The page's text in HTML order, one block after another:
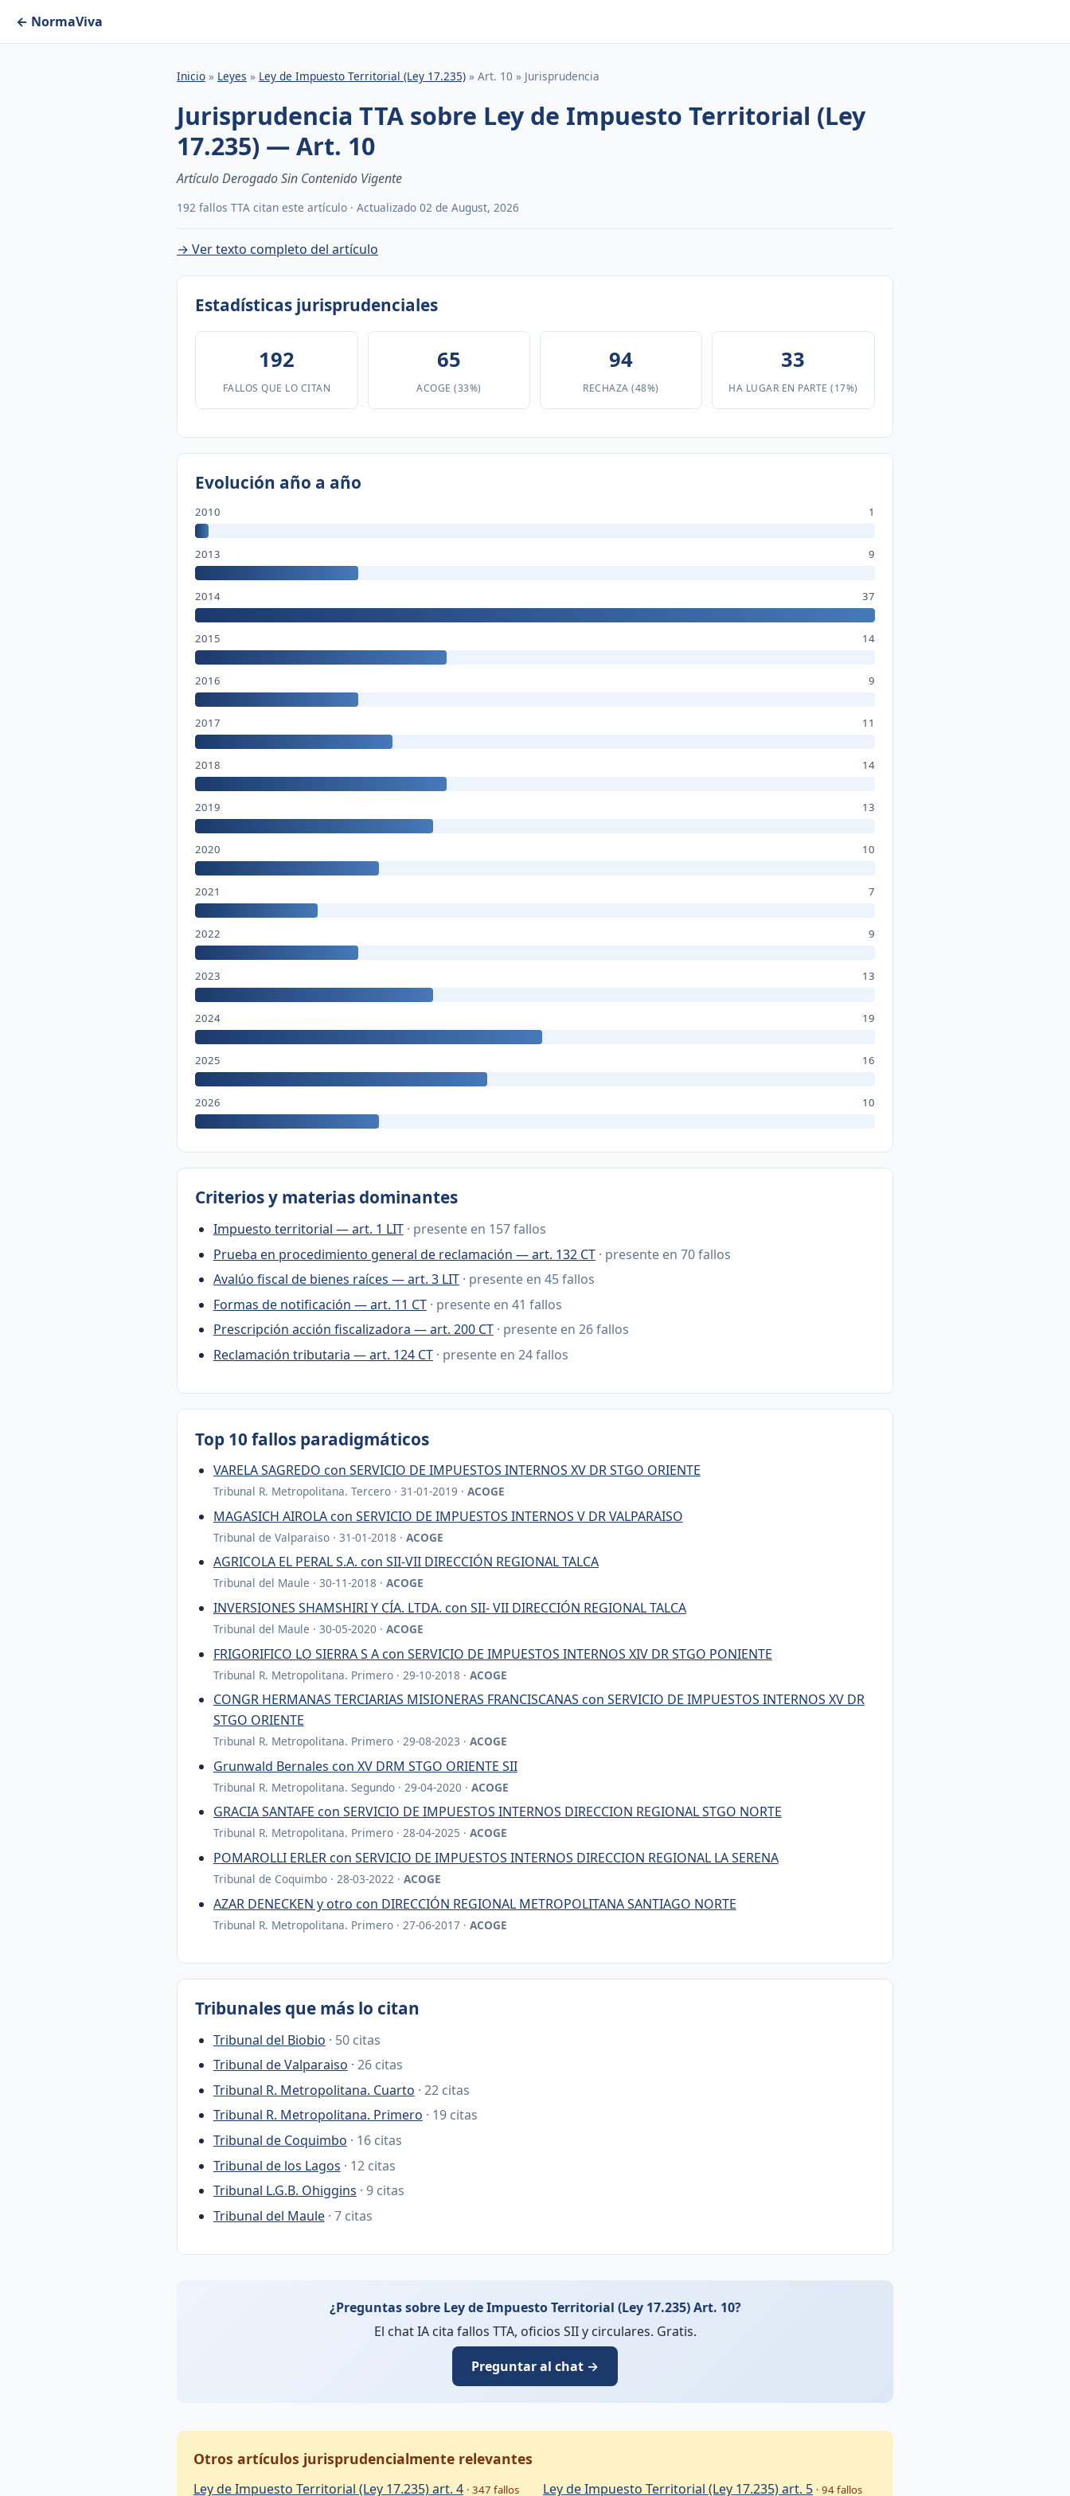
← NormaViva
Inicio » Leyes » Ley de Impuesto Territorial (Ley 17.235) » Art. 10 » Jurisprudencia
Jurisprudencia TTA sobre Ley de Impuesto Territorial (Ley
17.235) — Art. 10
Artículo Derogado Sin Contenido Vigente
192 fallos TTA citan este artículo · Actualizado 02 de August, 2026
→ Ver texto completo del artículo
Estadísticas jurisprudenciales
192
FALLOS QUE LO CITAN
65
ACOGE (33%)
94
RECHAZA (48%)
33
HA LUGAR EN PARTE (17%)
Evolución año a año
2010 1
2013 9
2014 37
2015 14
2016 9
2017 11
2018 14
2019 13
2020 10
2021 7
2022 9
2023 13
2024 19
2025 16
2026 10
Criterios y materias dominantes
Impuesto territorial — art. 1 LIT · presente en 157 fallos
Prueba en procedimiento general de reclamación — art. 132 CT · presente en 70 fallos
Avalúo fiscal de bienes raíces — art. 3 LIT · presente en 45 fallos
Formas de notificación — art. 11 CT · presente en 41 fallos
Prescripción acción fiscalizadora — art. 200 CT · presente en 26 fallos
Reclamación tributaria — art. 124 CT · presente en 24 fallos
Top 10 fallos paradigmáticos
VARELA SAGREDO con SERVICIO DE IMPUESTOS INTERNOS XV DR STGO ORIENTE
Tribunal R. Metropolitana. Tercero · 31-01-2019 · ACOGE
MAGASICH AIROLA con SERVICIO DE IMPUESTOS INTERNOS V DR VALPARAISO
Tribunal de Valparaiso · 31-01-2018 · ACOGE
AGRICOLA EL PERAL S.A. con SII-VII DIRECCIÓN REGIONAL TALCA
Tribunal del Maule · 30-11-2018 · ACOGE
INVERSIONES SHAMSHIRI Y CÍA. LTDA. con SII- VII DIRECCIÓN REGIONAL TALCA
Tribunal del Maule · 30-05-2020 · ACOGE
FRIGORIFICO LO SIERRA S A con SERVICIO DE IMPUESTOS INTERNOS XIV DR STGO PONIENTE
Tribunal R. Metropolitana. Primero · 29-10-2018 · ACOGE
CONGR HERMANAS TERCIARIAS MISIONERAS FRANCISCANAS con SERVICIO DE IMPUESTOS INTERNOS XV DR
STGO ORIENTE
Tribunal R. Metropolitana. Primero · 29-08-2023 · ACOGE
Grunwald Bernales con XV DRM STGO ORIENTE SII
Tribunal R. Metropolitana. Segundo · 29-04-2020 · ACOGE
GRACIA SANTAFE con SERVICIO DE IMPUESTOS INTERNOS DIRECCION REGIONAL STGO NORTE
Tribunal R. Metropolitana. Primero · 28-04-2025 · ACOGE
POMAROLLI ERLER con SERVICIO DE IMPUESTOS INTERNOS DIRECCION REGIONAL LA SERENA
Tribunal de Coquimbo · 28-03-2022 · ACOGE
AZAR DENECKEN y otro con DIRECCIÓN REGIONAL METROPOLITANA SANTIAGO NORTE
Tribunal R. Metropolitana. Primero · 27-06-2017 · ACOGE
Tribunales que más lo citan
Tribunal del Biobio · 50 citas
Tribunal de Valparaiso · 26 citas
Tribunal R. Metropolitana. Cuarto · 22 citas
Tribunal R. Metropolitana. Primero · 19 citas
Tribunal de Coquimbo · 16 citas
Tribunal de los Lagos · 12 citas
Tribunal L.G.B. Ohiggins · 9 citas
Tribunal del Maule · 7 citas
¿Preguntas sobre Ley de Impuesto Territorial (Ley 17.235) Art. 10?
El chat IA cita fallos TTA, oficios SII y circulares. Gratis.
Preguntar al chat →
Otros artículos jurisprudencialmente relevantes
Ley de Impuesto Territorial (Ley 17.235) art. 4 · 347 fallos Ley de Impuesto Territorial (Ley 17.235) art. 5 · 94 fallos